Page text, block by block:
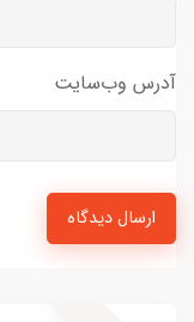
آدرس وب‌سایت
ارسال دیدگاه